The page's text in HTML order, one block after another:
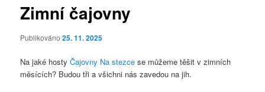
Zimní čajovny
Publikováno25. 11. 2025
Na jaké hostyČajovny Na stezce se můžeme těšit v zimních
měsících? Budou tři a všichni nás zavedou na jih.